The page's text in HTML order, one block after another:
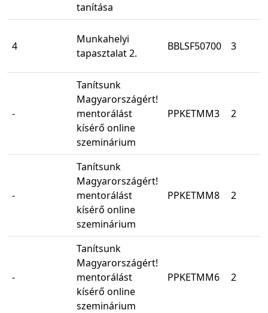
tanítása
4
Munkahelyi
tapasztalat 2.
BBLSF50700 3
-
Tanítsunk
Magyarországért!
mentorálást
kísérő online
szeminárium
PPKETMM3 2
-
Tanítsunk
Magyarországért!
mentorálást
kísérő online
szeminárium
PPKETMM8 2
-
Tanítsunk
Magyarországért!
mentorálást
kísérő online
szeminárium
PPKETMM6 2